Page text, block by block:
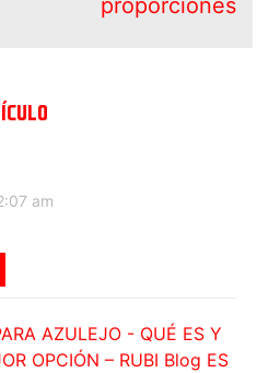
proporciones
am
AZULEJO - QUÉ ES Y
OPCIÓN – RUBI Blog ES